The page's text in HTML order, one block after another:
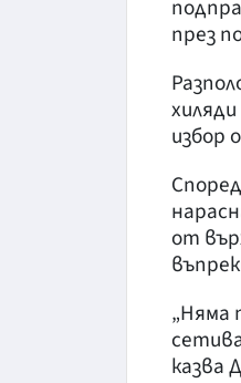
през
избор
от
„Няма
казва